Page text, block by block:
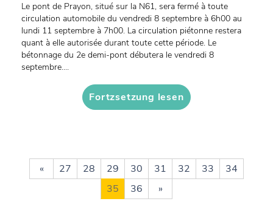
Le pont de Prayon, situé sur la N61, sera fermé à toute
circulation automobile du vendredi 8 septembre à 6h00 au
lundi 11 septembre à 7h00. La circulation piétonne restera
quant à elle autorisée durant toute cette période. Le
bétonnage du 2e demi-pont débutera le vendredi 8
septembre....
Fortzsetzung lesen
« 27 28 29 30 31 32 33
34
35
36 »